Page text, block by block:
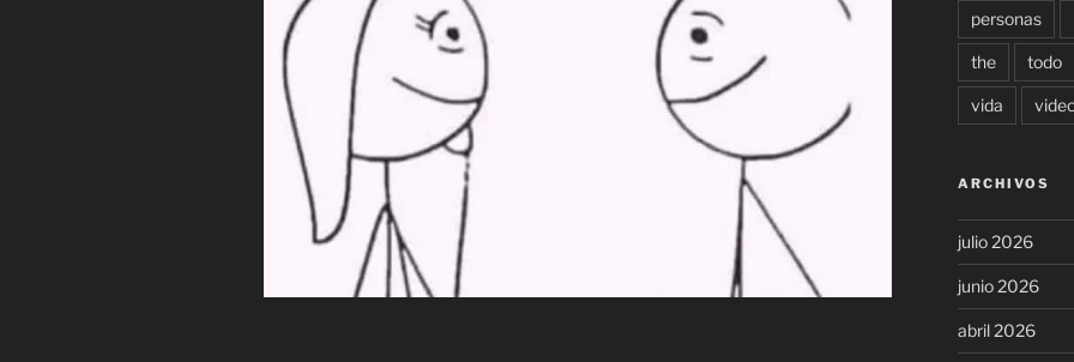
personas
the todo
vida
ARCHIVOS
julio 2026
junio 2026
abril 2026